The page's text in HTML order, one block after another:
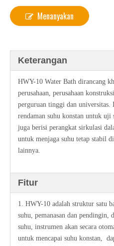
Menanyakan
Keterangan
HWY-10 Water Bath dirancang
perusahaan, perusahaan
perguruan tinggi dan universitas.
rendaman suhu konstan untuk
juga berisi perangkat sirkulasi
untuk menjaga suhu tetap stabil
lainnya.
Fitur
1. HWY-10 adalah struktur satu
suhu, pemanasan dan pendingin,
suhu, instrumen akan secara
untuk mencapai suhu konstan,